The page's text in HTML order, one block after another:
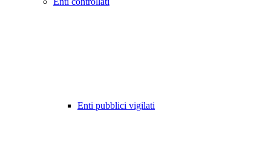
Enti pubblici vigilati